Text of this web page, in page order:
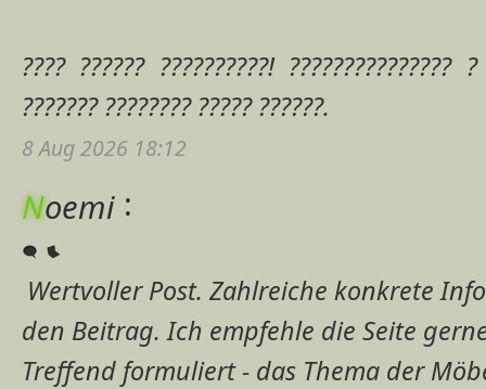
???? ?????? ??????????!
??????? ???????? ????? ??????.
8 Aug 2026 18:12
Noemi :
Wertvoller Post. Zahlreiche konkrete
den Beitrag. Ich empfehle die Seite
Treffend formuliert - das Thema der